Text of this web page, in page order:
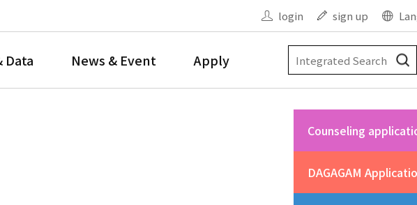
login sign up
Data News & Event Apply
Counseling
DAGAGAM